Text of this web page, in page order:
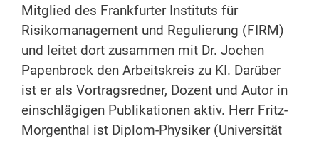
Mitglied des Frankfurter Instituts für
Risikomanagement und Regulierung (FIRM)
und leitet dort zusammen mit Dr. Jochen
Papenbrock den Arbeitskreis zu KI. Darüber
ist er als Vortragsredner, Dozent und Autor in
einschlägigen Publikationen aktiv. Herr Fritz-
Morgenthal ist Diplom-Physiker (Universität